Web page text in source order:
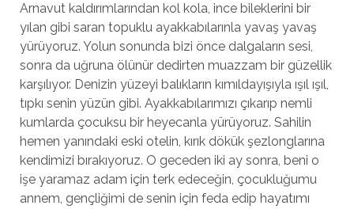
Arnavut kaldırımlarından kol kola, ince bileklerini bir
yılan gibi saran topuklu ayakkabılarınla yavaş yavaş
yürüyoruz. Yolun sonunda bizi önce dalgaların sesi,
sonra da uğruna ölünür dedirten muazzam bir güzellik
karşılıyor. Denizin yüzeyi balıkların kımıldayışıyla ışıl ışıl,
tıpkı senin yüzün gibi. Ayakkabılarımızı çıkarıp nemli
kumlarda çocuksu bir heyecanla yürüyoruz. Sahilin
hemen yanındaki eski otelin, kırık dökük şezlonglarına
kendimizi bırakıyoruz. O geceden iki ay sonra, beni o
işe yaramaz adam için terk edeceğin, çocukluğumu
annem, gençliğimi de senin için feda edip hayatımı